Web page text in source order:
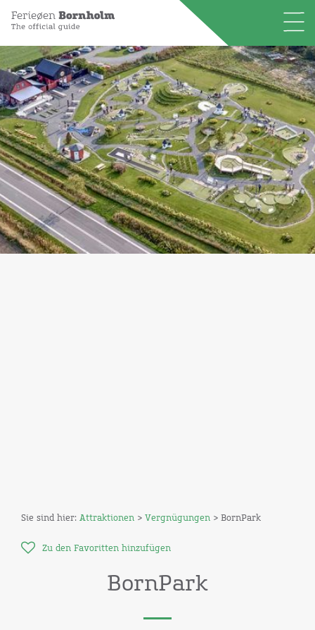
Sie sind hier: Attraktionen > Vergnügungen > BornPark
Zu den Favoritten hinzufügen
BornPark